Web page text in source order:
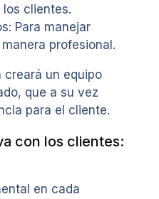
clientes.
Para manejar
profesional.
creará un equipo
que a su vez
para el cliente.
con los clientes:
en cada